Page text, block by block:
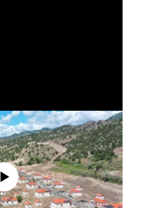
currently available